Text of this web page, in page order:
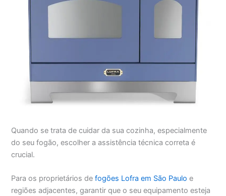
Quando se trata de cuidar da sua cozinha, especialmente
do seu fogão, escolher a assistência técnica correta é
crucial.
Para os proprietários defogões Lofra em São Paulo e
regiões adjacentes, garantir que o seu equipamento esteja